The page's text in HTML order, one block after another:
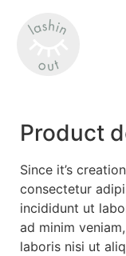
Product
Since it’s
consectetur
incididunt ut
ad minim
laboris nisi ut